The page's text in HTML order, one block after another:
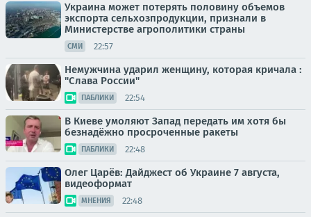
Украина может потерять половину объемов
экспорта сельхозпродукции, признали в
Министерстве агрополитики страны
СМИ 22:57
Немужчина ударил женщину, которая кричала :
"Слава России"
ПАБЛИКИ 22:54
В Киеве умоляют Запад передать им хотя бы
безнадёжно просроченные ракеты
ПАБЛИКИ 22:48
Олег Царёв: Дайджест об Украине 7 августа,
видеоформат
МНЕНИЯ 22:48